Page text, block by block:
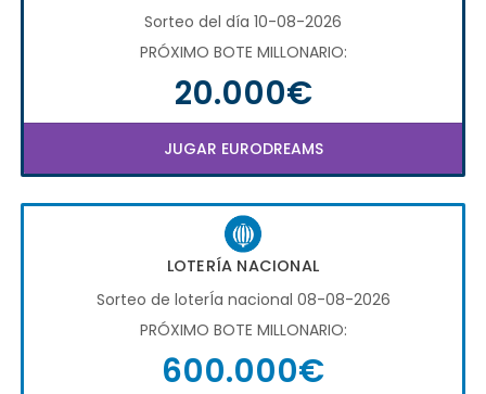
Sorteo del día 10-08-2026
PRÓXIMO BOTE MILLONARIO:
20.000€
JUGAR EURODREAMS
LOTERÍA NACIONAL
Sorteo de loterÍa nacional 08-08-2026
PRÓXIMO BOTE MILLONARIO:
600.000€